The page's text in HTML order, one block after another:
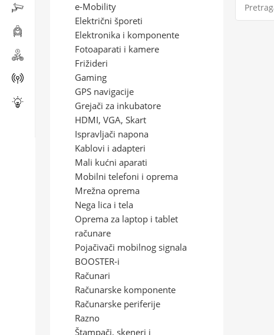
e-Mobility
Električni šporeti
Elektronika i komponente
Fotoaparati i kamere
Frižideri
Gaming
GPS navigacije
Grejači za inkubatore
HDMI, VGA, Skart
Ispravljači napona
Kablovi i adapteri
Mali kućni aparati
Mobilni telefoni i oprema
Mrežna oprema
Nega lica i tela
Oprema za laptop i tablet
računare
Pojačivači mobilnog signala
BOOSTER-i
Računari
Računarske komponente
Računarske periferije
Razno
Štampači, skeneri i